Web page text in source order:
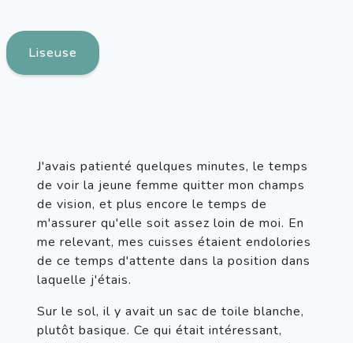
Liseuse
J'avais patienté quelques minutes, le temps
de voir la jeune femme quitter mon champs
de vision, et plus encore le temps de
m'assurer qu'elle soit assez loin de moi. En
me relevant, mes cuisses étaient endolories
de ce temps d'attente dans la position dans
laquelle j'étais.
Sur le sol, il y avait un sac de toile blanche,
plutôt basique. Ce qui était intéressant,